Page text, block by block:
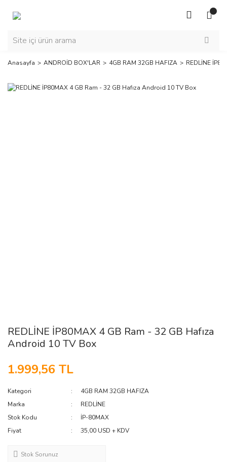
Anasayfa ANDROİD BOX'LAR 4GB RAM 32GB HAFIZA REDLİNE
REDLİNE İP80MAX 4 GB Ram - 32 GB Hafıza
Android 10 TV Box
1.999,56 TL
Kategori
4GB RAM 32GB HAFIZA
Marka
REDLİNE
Stok Kodu
İP-80MAX
Fiyat
35,00 USD + KDV
Stok Sorunuz